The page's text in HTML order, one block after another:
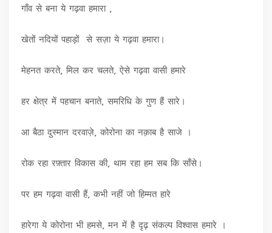
गाँव से बना ये गढ़वा हमारा ,
खेतों नदियों पहाड़ों से सज़ा ये गढ़वा हमारा।
मेहनत करते, मिल कर चलते, ऐसे गढ़वा वासी हमारे
हर क्षेत्र में पहचान बनाते, समरिधि के गुण हैं सारे।
आ बैठा दुस्मान दरवाज़े, कोरोना का नक़ाब है साजे ।
रोक रहा रफ़्तार विकास की, थाम रहा हम सब कि साँसे।
पर हम गढ़वा वासी हैं, कभी नहीं जो हिम्मत हारे
हारेगा ये कोरोना भी हमसे, मन में है दृढ़ संकल्प विश्वास हमारे ।